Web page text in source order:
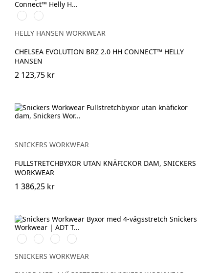
590
NAVY
993
BLACK
HELLY HANSEN WORKWEAR
CHELSEA EVOLUTION BRZ 2.0 HH CONNECT™ HELLY
HANSEN
2 123,75 kr
SNICKERS WORKWEAR
FULLSTRETCHBYXOR UTAN KNÄFICKOR DAM, SNICKERS
WORKWEAR
1 386,25 kr
Stålgrå/Svart
Svart/Svart
Khakigrön/Svart
Marinblå/Svart
SNICKERS WORKWEAR